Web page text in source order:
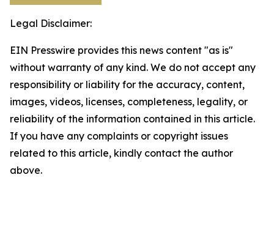
Legal Disclaimer:
EIN Presswire provides this news content "as is"
without warranty of any kind. We do not accept any
responsibility or liability for the accuracy, content,
images, videos, licenses, completeness, legality, or
reliability of the information contained in this article.
If you have any complaints or copyright issues
related to this article, kindly contact the author
above.